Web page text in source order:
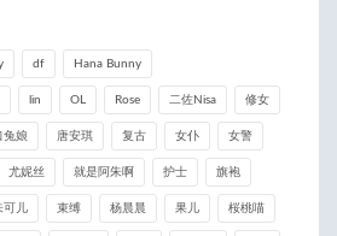
df Hana Bunny
lin OL Rose 二佐Nisa 修女
兔娘 唐安琪 复古 女仆 女警
尤妮丝 就是阿朱啊 护士 旗袍
可儿 束缚 杨晨晨 果儿 桜桃喵